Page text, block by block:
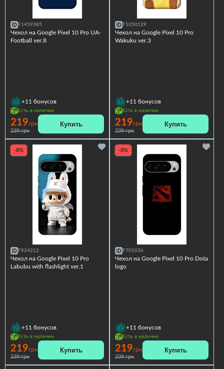
F1459385
Чехол на Google Pixel 10 Pro UA-
Football ver.8
+11 бонусов
Есть в наличии
219грн
239 грн
Купить
F1050129
Чехол на Google Pixel 10 Pro
Wakuku ver.3
+11 бонусов
Есть в наличии
219грн
239 грн
Купить
-8%
F924212
Чехол на Google Pixel 10 Pro
Labubu with flashlight ver.1
+11 бонусов
Есть в наличии
219грн
239 грн
Купить
-8%
F701036
Чехол на Google Pixel 10 Pro Dota
logo
+11 бонусов
Есть в наличии
219грн
239 грн
Купить